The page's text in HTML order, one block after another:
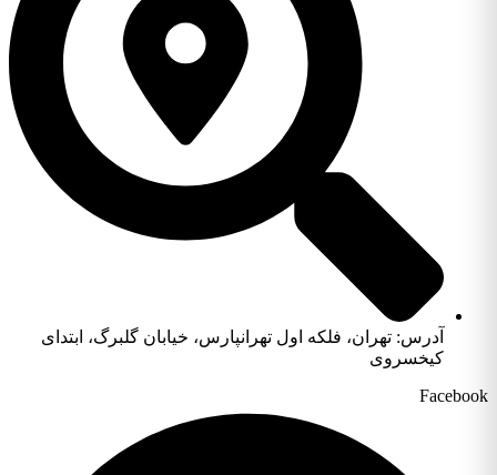
آدرس: تهران، فلکه اول تهرانپارس، خیابان گلبرگ، ابتدای
کیخسروی
Facebook